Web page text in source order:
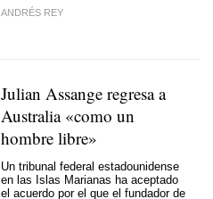
ANDRÉS REY
Julian Assange regresa a
Australia «como un
hombre libre»
Un tribunal federal estadounidense
en las Islas Marianas ha aceptado
el acuerdo por el que el fundador de